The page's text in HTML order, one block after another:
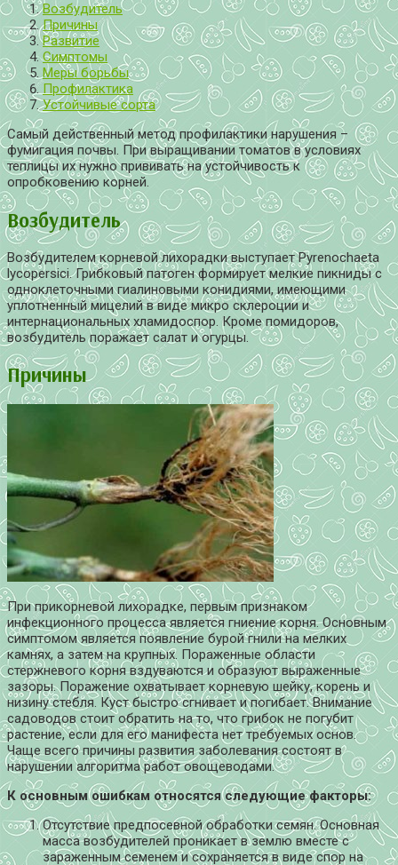
Возбудитель
Причины
Развитие
Симптомы
Меры борьбы
Профилактика
Устойчивые сорта
Самый действенный метод профилактики нарушения –
фумигация почвы. При выращивании томатов в условиях
теплицы их нужно прививать на устойчивость к
опробковению корней.
Возбудитель
Возбудителем корневой лихорадки выступает Pyrenochaeta
lycopersici. Грибковый патоген формирует мелкие пикниды с
одноклеточными гиалиновыми конидиями, имеющими
уплотненный мицелий в виде микро склероции и
интернациональных хламидоспор. Кроме помидоров,
возбудитель поражает салат и огурцы.
Причины
При прикорневой лихорадке, первым признаком
инфекционного процесса является гниение корня. Основным
симптомом является появление бурой гнили на мелких
камнях, а затем на крупных. Пораженные области
стержневого корня вздуваются и образуют выраженные
зазоры. Поражение охватывает корневую шейку, корень и
низину стебля. Куст быстро сгнивает и погибает. Внимание
садоводов стоит обратить на то, что грибок не погубит
растение, если для его манифеста нет требуемых основ.
Чаще всего причины развития заболевания состоят в
нарушении алгоритма работ овощеводами.
К основным ошибкам относятся следующие факторы:
Отсутствие предпосевной обработки семян. Основная
масса возбудителей проникает в землю вместе с
зараженным семенем и сохраняется в виде спор на